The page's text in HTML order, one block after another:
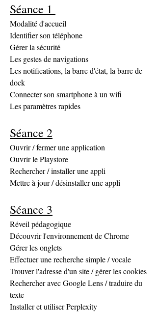
Séance 1
Modalité d'accueil
Identifier son téléphone
Gérer la sécurité
Les gestes de navigations
Les notifications, la barre d'état, la barre de
dock
Connecter son smartphone à un wifi
Les paramètres rapides
Séance 2
Ouvrir / fermer une application
Ouvrir le Playstore
Rechercher / installer une appli
Mettre à jour / désinstaller une appli
Séance 3
Réveil pédagogique
Découvrir l'environnement de Chrome
Gérer les onglets
Effectuer une recherche simple / vocale
Trouver l'adresse d'un site / gérer les cookies
Rechercher avec Google Lens / traduire du
texte
Installer et utiliser Perplexity